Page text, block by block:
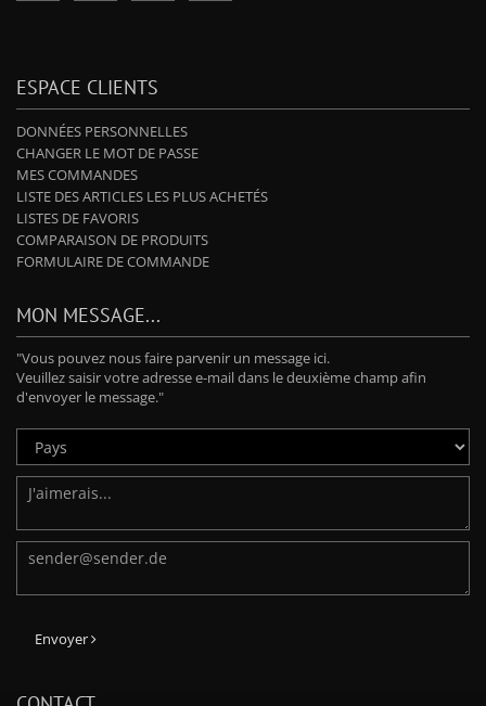
ESPACE CLIENTS
DONNÉES PERSONNELLES
CHANGER LE MOT DE PASSE
MES COMMANDES
LISTE DES ARTICLES LES PLUS ACHETÉS
LISTES DE FAVORIS
COMPARAISON DE PRODUITS
FORMULAIRE DE COMMANDE
MON MESSAGE...
"Vous pouvez nous faire parvenir un message ici.
Veuillez saisir votre adresse e-mail dans le deuxième champ afin
d'envoyer le message."
Envoyer